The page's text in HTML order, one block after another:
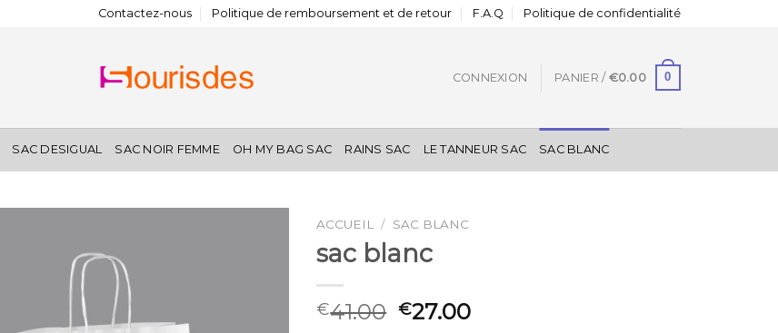
Contactez-nous Politique de remboursement et de retour F.A.Q Politique de confidentialité
CONNEXION PANIER / €0.00 0
SAC DESIGUAL SAC NOIR FEMME OH MY BAG SAC RAINS SAC LE TANNEUR SAC SAC BLANC
ACCUEIL / SAC BLANC
sac blanc
€41.00 €27.00